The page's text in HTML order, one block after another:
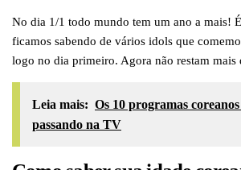
No dia 1/1 todo mundo tem um ano a mais!
ficamos sabendo de vários idols que
logo no dia primeiro. Agora não restam mais
Leia mais: Os 10 programas
passando na TV